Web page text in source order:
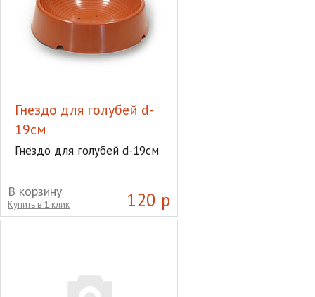
Гнездо для голубей d-
19см
Гнездо для голубей d-19см
120 р
В корзину
Купить в 1 клик